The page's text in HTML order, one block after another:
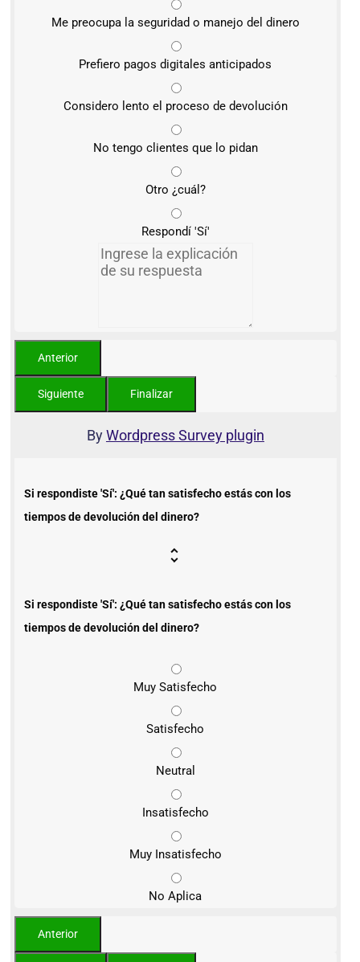
Me preocupa la seguridad o manejo del dinero
Prefiero pagos digitales anticipados
Considero lento el proceso de devolución
No tengo clientes que lo pidan
Otro ¿cuál?
Respondí 'Sí'
ByWordpress Survey plugin
Si respondiste 'Sí': ¿Qué tan satisfecho estás con los
tiempos de devolución del dinero?
Si respondiste 'Sí': ¿Qué tan satisfecho estás con los
tiempos de devolución del dinero?
Muy Satisfecho
Satisfecho
Neutral
Insatisfecho
Muy Insatisfecho
No Aplica